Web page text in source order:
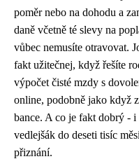
poměr nebo na dohodu a
daně včetně té slevy na
vůbec nemusíte otravovat.
fakt užitečnej, když řešíte
výpočet čisté mzdy s
online, podobně jako když
bance. A co je fakt dobrý -
vedlejšák do deseti tisíc
přiznání.